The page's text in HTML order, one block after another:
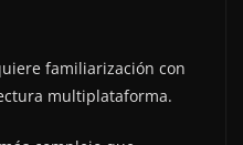
familiarización con
multiplataforma.